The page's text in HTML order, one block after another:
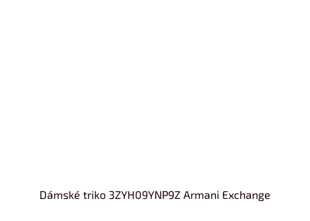
Dámské triko 3ZYH09YNP9Z Armani Exchange